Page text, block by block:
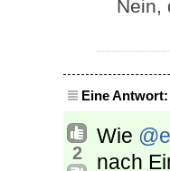
Nein,
Eine Antwort:
2
Wie
nach